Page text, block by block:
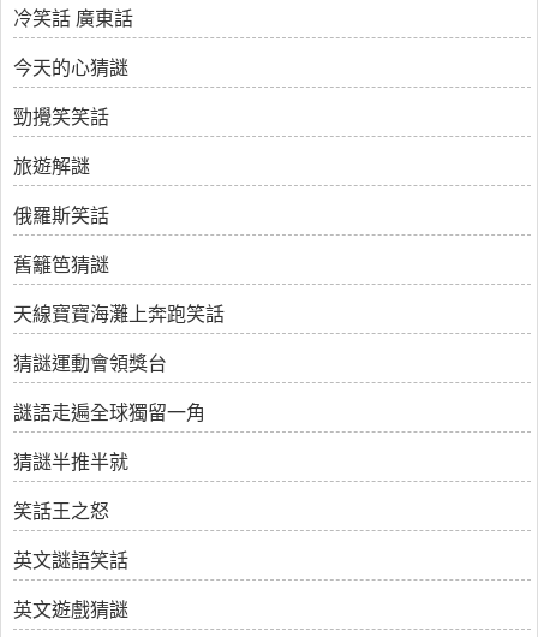
冷笑話 廣東話
今天的心猜謎
勁攪笑笑話
旅遊解謎
俄羅斯笑話
舊籬笆猜謎
天線寶寶海灘上奔跑笑話
猜謎運動會領獎台
謎語走遍全球獨留一角
猜謎半推半就
笑話王之怒
英文謎語笑話
英文遊戲猜謎